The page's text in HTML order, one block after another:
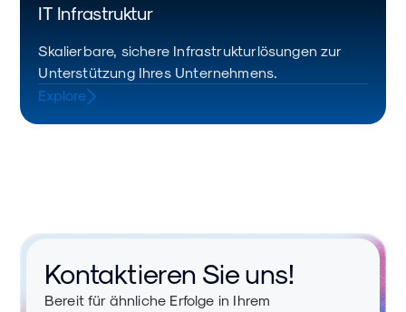
IT Infrastruktur
Skalierbare, sichere Infrastrukturlösungen zur
Unterstützung Ihres Unternehmens.
Explore
Kontaktieren Sie uns!
Bereit für ähnliche Erfolge in Ihrem